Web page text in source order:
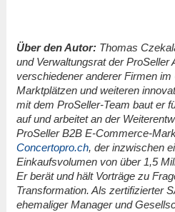
Über den Autor: Thomas
und Verwaltungsrat der ProSeller
verschiedener anderer Firmen
Marktplätzen und weiteren
mit dem ProSeller-Team baut er
auf und arbeitet an der
ProSeller B2B E-Commerce-
Concertopro.ch, der inzwischen
Einkaufsvolumen von über 1,5
Er berät und hält Vorträge zu
Transformation. Als zertifizierter
ehemaliger Manager und